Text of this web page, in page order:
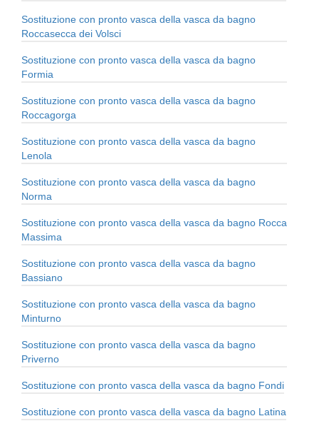
Sostituzione con pronto vasca della vasca da bagno
Roccasecca dei Volsci
Sostituzione con pronto vasca della vasca da bagno
Formia
Sostituzione con pronto vasca della vasca da bagno
Roccagorga
Sostituzione con pronto vasca della vasca da bagno
Lenola
Sostituzione con pronto vasca della vasca da bagno
Norma
Sostituzione con pronto vasca della vasca da bagno Rocca
Massima
Sostituzione con pronto vasca della vasca da bagno
Bassiano
Sostituzione con pronto vasca della vasca da bagno
Minturno
Sostituzione con pronto vasca della vasca da bagno
Priverno
Sostituzione con pronto vasca della vasca da bagno Fondi
Sostituzione con pronto vasca della vasca da bagno Latina